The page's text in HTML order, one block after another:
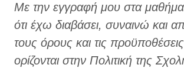
Με την εγγραφή μου στα
ότι έχω διαβάσει, συναινώ και
τους όρους και τις
ορίζονται στην Πολιτική της